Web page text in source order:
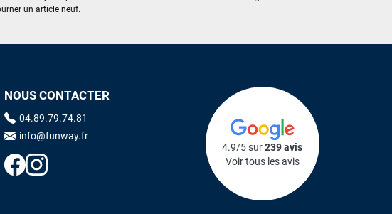
un article neuf.
NOUS CONTACTER
04.89.79.74.81
info@funway.fr
4.9/5 sur239 avis
Voir tous les avis
cette severne
L'envoi a
UN AVIS